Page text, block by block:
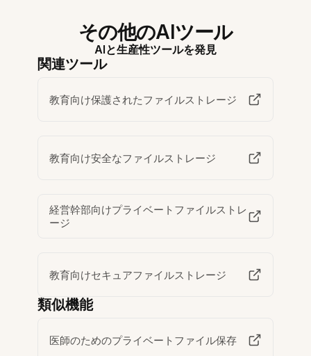
その他のAIツール
AIと生産性ツールを発見
関連ツール
教育向け保護されたファイルストレージ
教育向け安全なファイルストレージ
経営幹部向けプライベートファイルストレ
ージ
教育向けセキュアファイルストレージ
類似機能
医師のためのプライベートファイル保存